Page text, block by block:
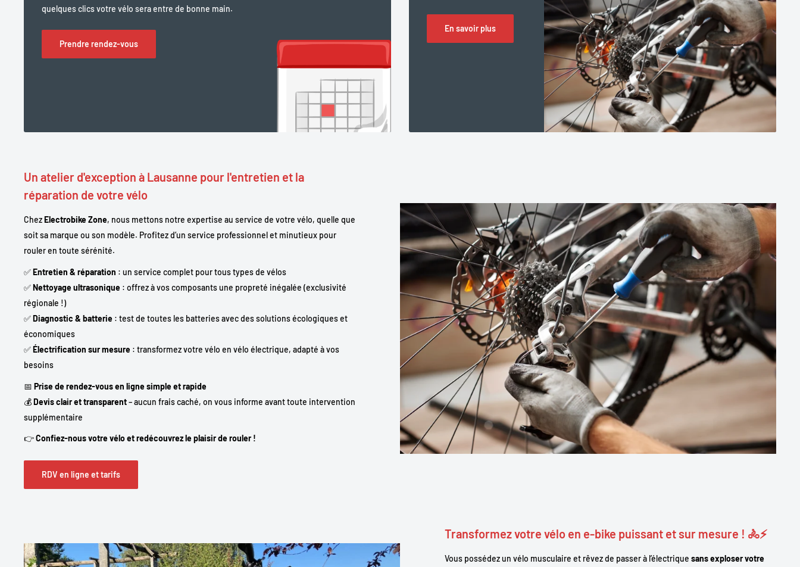
quelques clics votre vélo sera entre de bonne main.
Prendre rendez-vous
En savoir plus
Un atelier d'exception à Lausanne pour l'entretien et la
réparation de votre vélo
ChezElectrobike Zone, nous mettons notre expertise au service de votre vélo, quelle que
soit sa marque ou son modèle. Profitez d’un service professionnel et minutieux pour
rouler en toute sérénité.
✅Entretien & réparation : un service complet pour tous types de vélos
✅Nettoyage ultrasonique : offrez à vos composants une propreté inégalée (exclusivité
régionale !)
✅Diagnostic & batterie : test de toutes les batteries avec des solutions écologiques et
économiques
✅Électrification sur mesure : transformez votre vélo en vélo électrique, adapté à vos
besoins
📅 Prise de rendez-vous en ligne simple et rapide
💰Devis clair et transparent– aucun frais caché, on vous informe avant toute intervention
supplémentaire
👉Confiez-nous votre vélo et redécouvrez le plaisir de rouler !
RDV en ligne et tarifs
Transformez votre vélo en e-bike puissant et sur mesure ! 🚴⚡
Vous possédez un vélo musculaire et rêvez de passer à l’électrique sans exploser votre